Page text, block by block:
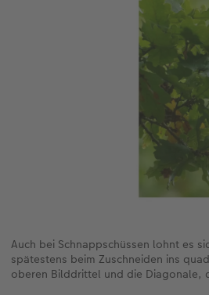
Auch bei Schnappschüssen lohnt es
spätestens beim Zuschneiden ins
oberen Bilddrittel und die Diagonale,